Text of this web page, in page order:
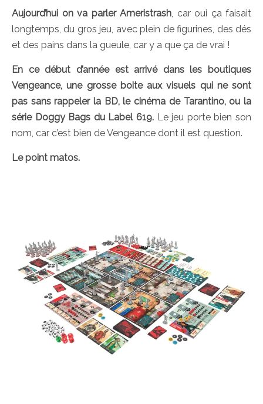
Aujourd’hui on va parler Ameristrash, car oui ça faisait
longtemps, du gros jeu, avec plein de figurines, des dés
et des pains dans la gueule, car y a que ça de vrai !
En ce début d’année est arrivé dans les boutiques
Vengeance, une grosse boite aux visuels qui ne sont
pas sans rappeler la BD, le cinéma de Tarantino, ou la
série Doggy Bags du Label 619. Le jeu porte bien son
nom, car c’est bien de Vengeance dont il est question.
Le point matos.